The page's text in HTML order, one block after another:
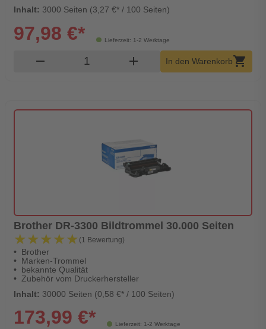
Inhalt: 3000 Seiten (3,27 €* / 100 Seiten)
Lieferzeit: 1-2 Werktage
97,98 €*
remove Produkt Warenkorb Menge
add In den Warenkorb shopping_cart
Brother DR-3300 Bildtrommel 30.000 Seiten
★★★★★
★★★★★ (1 Bewertung)
Brother
Marken-Trommel
bekannte Qualität
Zubehör vom Druckerhersteller
Inhalt: 30000 Seiten (0,58 €* / 100 Seiten)
Lieferzeit: 1-2 Werktage
173,99 €*